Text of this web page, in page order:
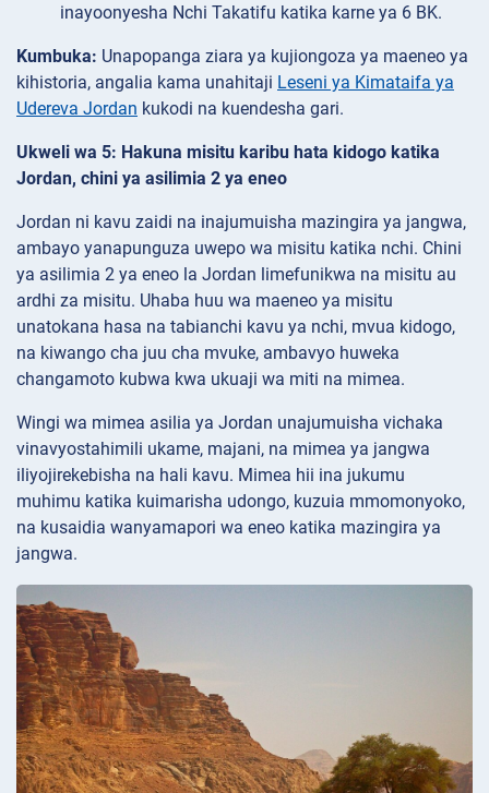
inayoonyesha Nchi Takatifu katika karne ya 6 BK.
Kumbuka: Unapopanga ziara ya kujiongoza ya maeneo ya
kihistoria, angalia kama unahitaji Leseni ya Kimataifa ya
Udereva Jordan kukodi na kuendesha gari.
Ukweli wa 5: Hakuna misitu karibu hata kidogo katika
Jordan, chini ya asilimia 2 ya eneo
Jordan ni kavu zaidi na inajumuisha mazingira ya jangwa,
ambayo yanapunguza uwepo wa misitu katika nchi. Chini
ya asilimia 2 ya eneo la Jordan limefunikwa na misitu au
ardhi za misitu. Uhaba huu wa maeneo ya misitu
unatokana hasa na tabianchi kavu ya nchi, mvua kidogo,
na kiwango cha juu cha mvuke, ambavyo huweka
changamoto kubwa kwa ukuaji wa miti na mimea.
Wingi wa mimea asilia ya Jordan unajumuisha vichaka
vinavyostahimili ukame, majani, na mimea ya jangwa
iliyojirekebisha na hali kavu. Mimea hii ina jukumu
muhimu katika kuimarisha udongo, kuzuia mmomonyoko,
na kusaidia wanyamapori wa eneo katika mazingira ya
jangwa.